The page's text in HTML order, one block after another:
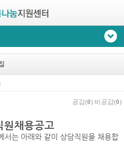
공감(0) 비공감(0)
원채용공고
서는 아래와 같이 상담직원을 채용합